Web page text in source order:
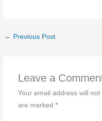
← Previous Post
Leave a
Your email address will
are marked *